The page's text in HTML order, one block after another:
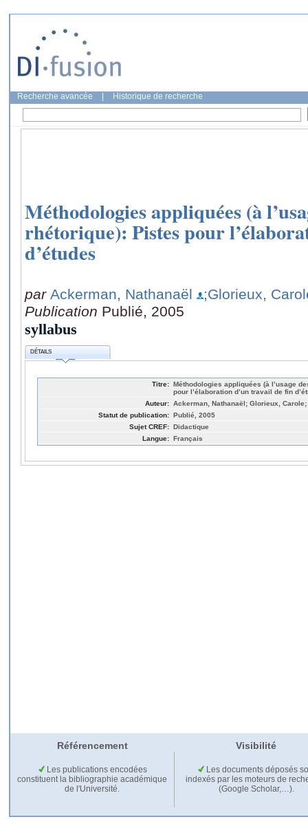
Recherche avancée Historique de recherche
Méthodologies appliquées (à
rhétorique): Pistes pour
d’études
par Ackerman, Nathanaël
;Glorieux,
Publication Publié, 2005
syllabus
DÉTAILS
Titre: Méthodologies appliquées (à l’usage
pour l’élaboration d’un travail de fin
Auteur: Ackerman, Nathanaël; Glorieux,
Statut de publication: Publié, 2005
Sujet CREF: Didactique
Langue: Français
Référencement Visibilité
Les publications encodées
constituent la bibliographie académique
de l'Université.
Les documents déposés
indexés par les moteurs de
(Google Scholar,…).